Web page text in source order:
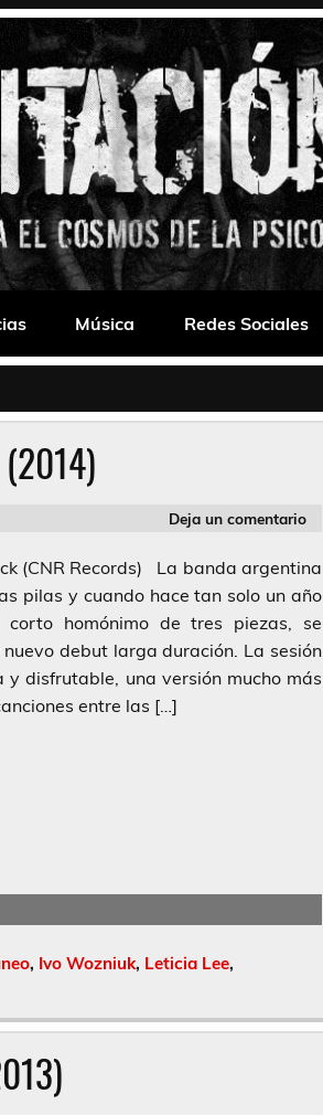
Música Redes Sociales
Deja un comentario
(CNR Records) La banda argentina
pilas y cuando hace tan solo un año
corto homónimo de tres piezas, se
debut larga duración. La sesión
y disfrutable, una versión mucho más
entre las […]
, Ivo Wozniuk, Leticia Lee,